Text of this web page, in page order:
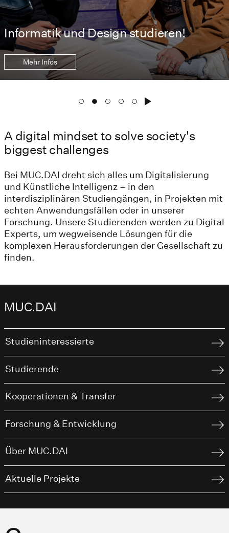
Informatik und Design studieren!
Mehr Infos
A digital mindset to solve society's
biggest challenges
Bei MUC.DAI dreht sich alles um Digitalisierung
und Künstliche Intelligenz – in den
interdisziplinären Studiengängen, in Projekten mit
echten Anwendungsfällen oder in unserer
Forschung. Unsere Studierenden werden zu Digital
Experts, um wegweisende Lösungen für die
komplexen Herausforderungen der Gesellschaft zu
finden.
MUC.DAI
Studieninteressierte
Studierende
Kooperationen & Transfer
Forschung & Entwicklung
Über MUC.DAI
Aktuelle Projekte